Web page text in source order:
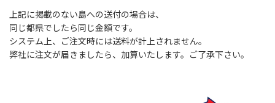
上記に掲載のない島への送付の場合は、
同じ都県でしたら同じ金額です。
システム上、ご注文時には送料が計上されません。
弊社に注文が届きましたら、加算いたします。ご了承下さい。